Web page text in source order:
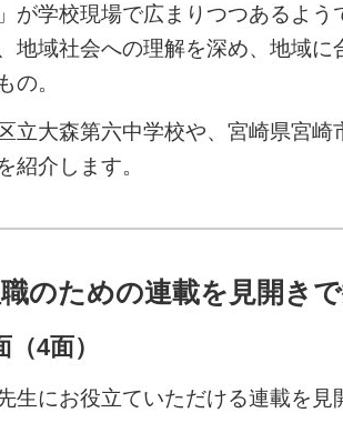
が学校現場で広まりつつあるよう
地域社会への理解を深め、地域に
の。
立大森第六中学校や、宮崎県宮崎
紹介します。
のための連載を見開き
4面）
生にお役立ていただける連載を見